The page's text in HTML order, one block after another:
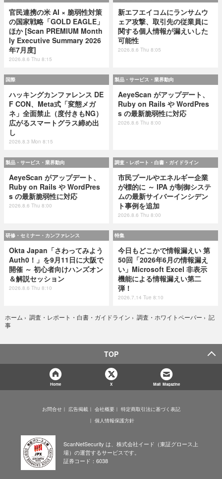
官民連携の米 AI × 脆弱性対策
の国家戦略「GOLD EAGLE」
ほか [Scan PREMIUM Month
ly Executive Summary 2026
年7月度]
2026.8.6 Thu 8:15
新エフエイコムにランサムウ
ェア攻撃、取引先の従業員に
関する個人情報が漏えいした
可能性
2026.8.6 Thu 8:05
国際
ハッキングカンファレンス DE
F CON、Meta式「変態メガ
ネ」全面禁止（度付きもNG）
広がるスマートグラス締め出
し
2026.8.3 Mon 8:15
製品・サービス・業界動向
AeyeScan がアップデート、
Ruby on Rails や WordPres
s の最新脆弱性に対応
2026.8.6 Thu 8:00
製品・サービス・業界動向
AeyeScan がアップデート、
Ruby on Rails や WordPres
s の最新脆弱性に対応
2026.8.6 Thu 8:00
調査・レポート・白書・ガイドライン
市民プールやエネルギー企業
が標的に ～ IPA が制御システ
ムの最新サイバーインシデン
ト事例を追加
2026.8.6 Thu 8:00
研修・セミナー・カンファレンス
Okta Japan「さわってみよう
Auth0！」を9月11日に大阪で
開催 ～ 初心者向けハンズオン
＆解説セッション
2026.8.6 Thu 8:10
特集
今日もどこかで情報漏えい 第
50回「2026年6月の情報漏え
い」Microsoft Excel 非表示
機能による情報漏えい第二
弾！
2026.7.14 Tue 8:10
ホーム › 調査・レポート・白書・ガイドライン › 調査・ホワイトペーパー › 記
事
TOP
Home X Mail Magazine
お問合せ 広告掲載 会社概要
特定商取引法に基づく表記
個人情報保護方針
ScanNetSecurity は、株式会社イード（東証グロース上
場）の運営するサービスです。
証券コード：6038